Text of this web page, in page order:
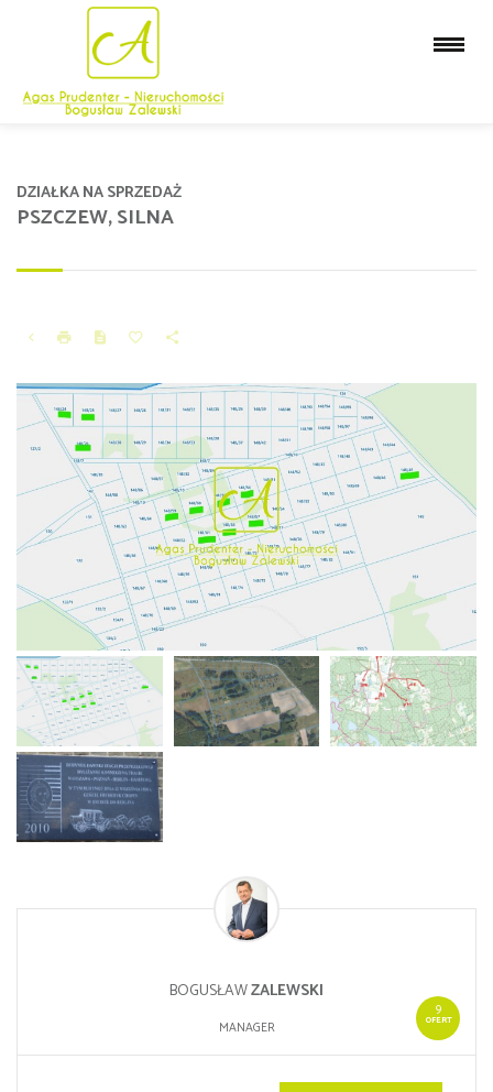
PSZCZEW, SILNA
DZIAŁKA NA SPRZEDAŻ
9
OFERT
BOGUSŁAWZALEWSKI
MANAGER